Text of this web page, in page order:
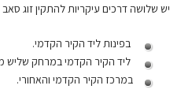
יש שלושה דרכים עיקריות להתקין זוג סאב
בפינות ליד הקיר הקדמי.
ליד הקיר הקדמי במרחק שליש
במרכז הקיר הקדמי והאחורי.